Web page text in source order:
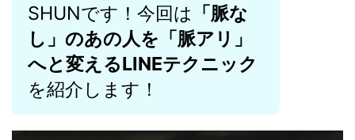
SHUNです！今回は 「脈な
し」のあの人を「脈アリ」
へと変えるLINEテクニック
を紹介します！